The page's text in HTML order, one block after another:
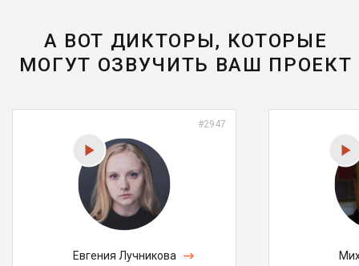
А ВОТ ДИКТОРЫ, КОТОРЫЕ
МОГУТ ОЗВУЧИТЬ ВАШ ПРОЕКТ
#2947
Евгения Лучникова